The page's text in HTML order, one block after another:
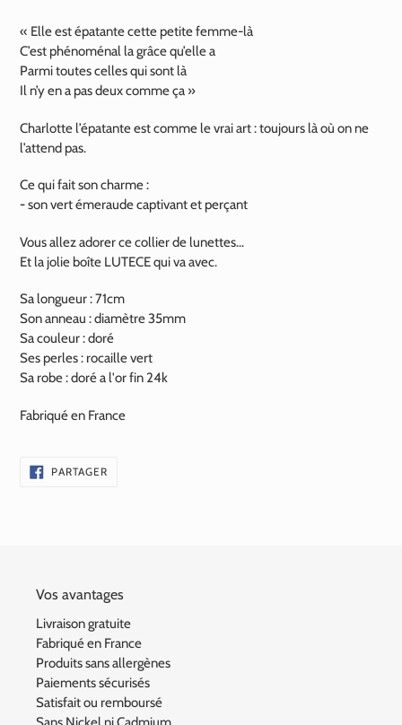
d'un
produit
à
votre
panier
« Elle est épatante cette petite femme-là
C’est phénoménal la grâce qu’elle a
Parmi toutes celles qui sont là
Il n’y en a pas deux comme ça »
Charlotte l’épatante est comme le vrai art : toujours là où on ne
l’attend pas.
Ce qui fait son charme :
-son vert émeraude captivant et perçant
Vous allez adorer ce collier de lunettes...
Et la jolie boîte LUTECE qui va avec.
Sa longueur : 71cm
Son anneau : diamètre 35mm
Sa couleur : doré
Ses perles : rocaille vert
Sa robe : doré a l'or fin 24k
Fabriqué en France
PARTAGERPARTAGER
SUR
Vos avantages
Livraison gratuite
Fabriqué en France
Produits sans allergènes
Paiements sécurisés
Satisfait ou remboursé